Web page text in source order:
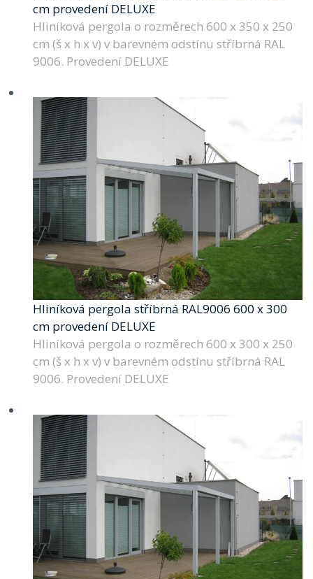
cm provedení DELUXE
Hliníková pergola o rozměrech 600 x 350 x 250
cm (š x h x v) v barevném odstínu stříbrná RAL
9006. Provedení DELUXE
Hliníková pergola stříbrná RAL9006 600 x 300
cm provedení DELUXE
Hliníková pergola o rozměrech 600 x 300 x 250
cm (š x h x v) v barevném odstínu stříbrná RAL
9006. Provedení DELUXE